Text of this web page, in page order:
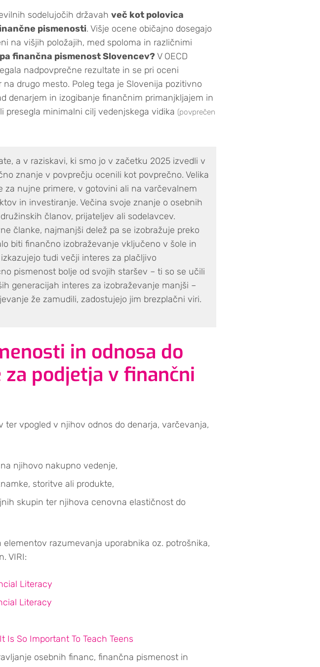
sodelujočih državah več kot polovica
pismenosti. Višje ocene običajno dosegajo
na višjih položajih, med spoloma in različnimi
finančna pismenost Slovencev?V OECD
nadpovprečne rezultate in se pri oceni
drugo mesto. Poleg tega je Slovenija pozitivno
denarjem in izogibanje finančnim primanjkljajem in
presegla minimalni cilj vedenjskega vidika (povprečen
a v raziskavi, ki smo jo v začetku 2025 izvedli v
znanje v povprečju ocenili kot povprečno. Velika
nujne primere, v gotovini ali na varčevalnem
in investiranje. Večina svoje znanje o osebnih
članov, prijateljev ali sodelavcev.
članke, najmanjši delež pa se izobražuje preko
biti finančno izobraževanje vključeno v šole in
tudi večji interes za plačljivo
pismenost bolje od svojih staršev – ti so se učili
generacijah interes za izobraževanje manjši –
že zamudili, zadostujejo jim brezplačni viri.
in odnosa do
podjetja v finančni
vpogled v njihov odnos do denarja, varčevanja,
njihovo nakupno vedenje,
storitve ali produkte,
skupin ter njihova cenovna elastičnost do
razumevanja uporabnika oz. potrošnika,
VIRI:
Literacy
Literacy
Is So Important To Teach Teens
osebnih financ, finančna pismenost in